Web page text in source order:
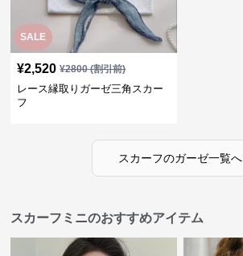
SALE
¥2,520 ¥2800(割引前)
レース縁取りガーゼ三角スカー
フ
スカーフのガーゼ一覧へ
スカーフミニのおすすめアイテム